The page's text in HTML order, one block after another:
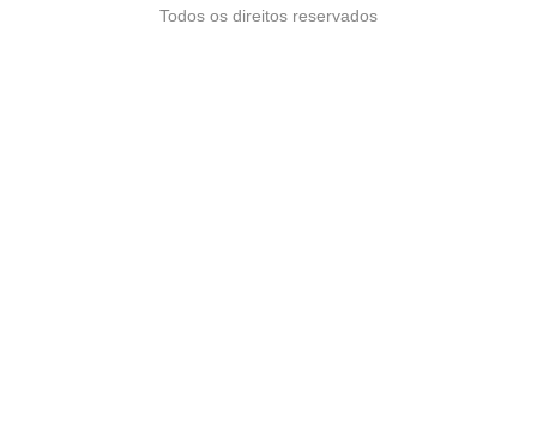
Todos os direitos reservados